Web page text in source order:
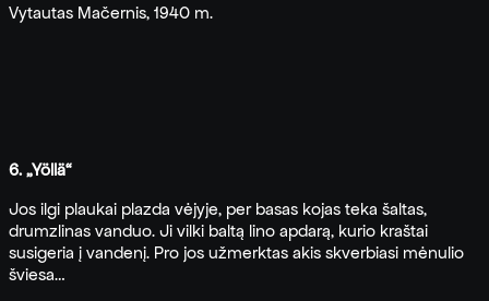
Vytautas Mačernis, 1940 m.
6. „Yöllä“
Jos ilgi plaukai plazda vėjyje, per basas kojas teka šaltas,
drumzlinas vanduo. Ji vilki baltą lino apdarą, kurio kraštai
susigeria į vandenį. Pro jos užmerktas akis skverbiasi mėnulio
šviesa…